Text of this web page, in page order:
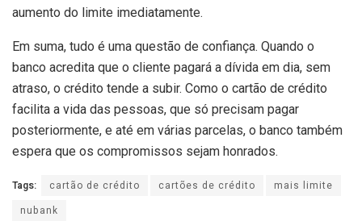
aumento do limite imediatamente.
Em suma, tudo é uma questão de confiança. Quando o
banco acredita que o cliente pagará a dívida em dia, sem
atraso, o crédito tende a subir. Como o cartão de crédito
facilita a vida das pessoas, que só precisam pagar
posteriormente, e até em várias parcelas, o banco também
espera que os compromissos sejam honrados.
Tags: cartão de crédito cartões de crédito
mais limite
nubank